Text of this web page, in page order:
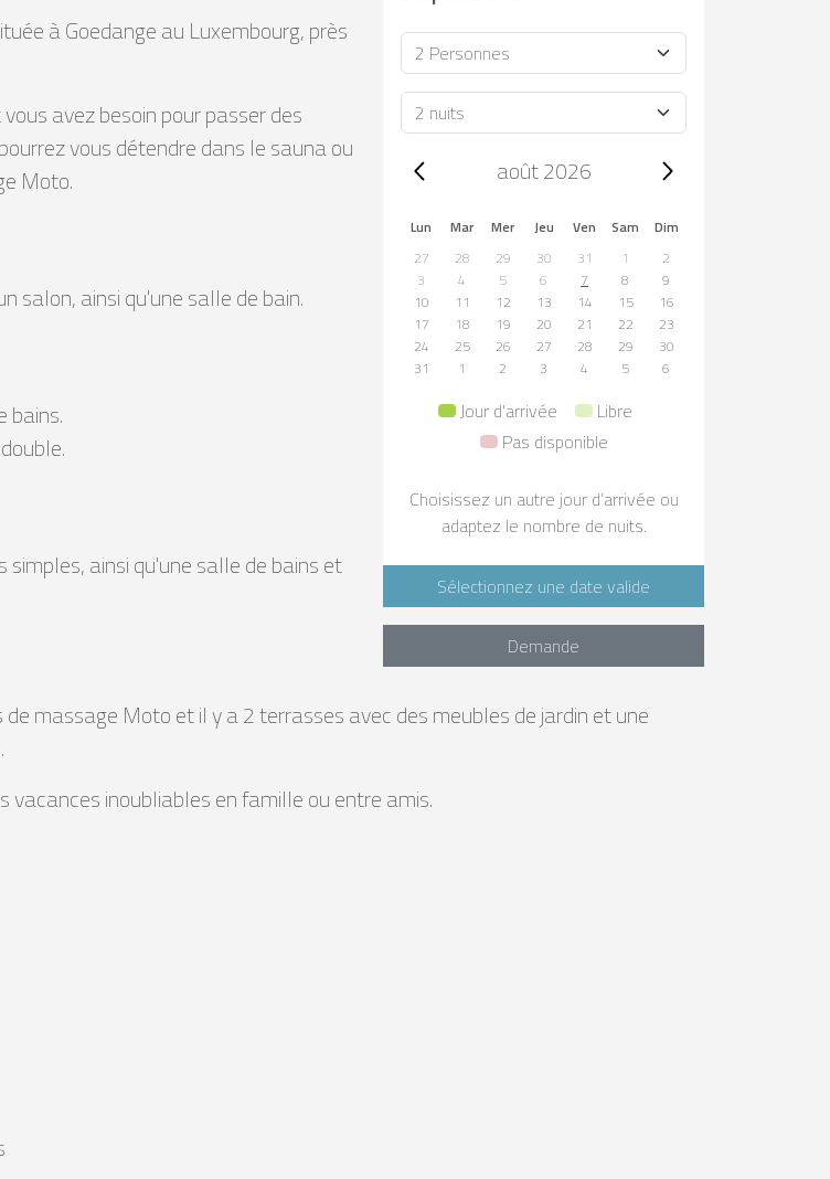
Occupacion
Durée
Trip dates, août 2026
août 2026
Lun Mar Mer Jeu Ven Sam
Dim
27
28 29 30 31 1
2
3
4 5 6 7 8
9
10
11 12 13 14 15
16
17
18 19 20 21 22
23
24
25 26 27 28 29
30
31
1 2 3 4 5 6
Jour d'arrivée
Libre
Pas disponible
Choisissez un autre jour d’arrivée ou
adaptez le nombre de nuits.
Sélectionnez une date valide
Demande
à Goedange au Luxembourg, près
avez besoin pour passer des
vous détendre dans le sauna ou
Moto.
salon, ainsi qu'une salle de bain.
bains.
ainsi qu'une salle de bains et
massage Moto et il y a 2 terrasses avec des meubles de jardin et une
inoubliables en famille ou entre amis.